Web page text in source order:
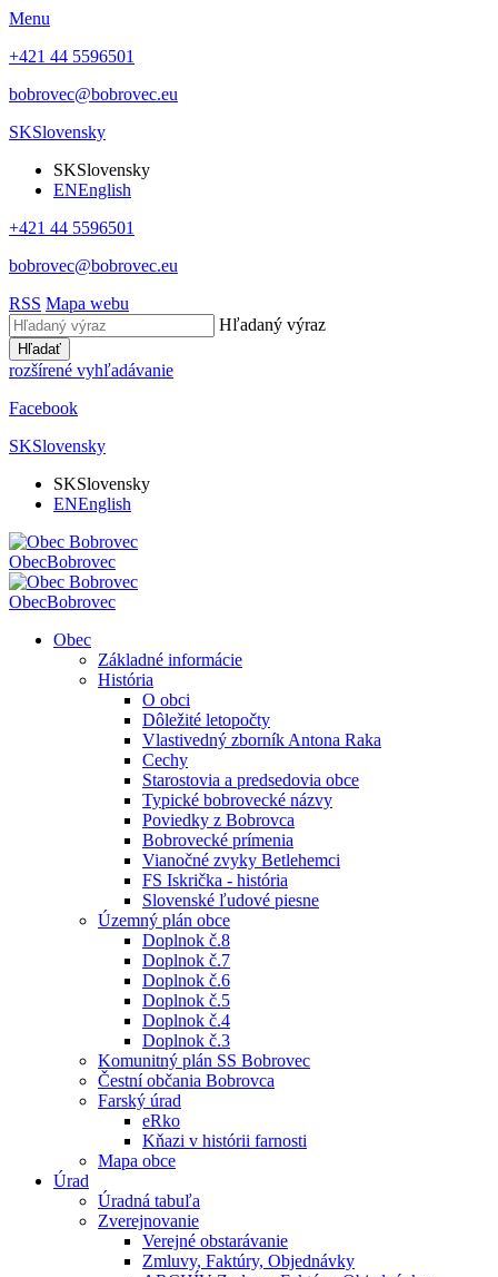
Menu
+421 44 5596501
bobrovec@bobrovec.eu
SKSlovensky
SKSlovensky
ENEnglish
+421 44 5596501
bobrovec@bobrovec.eu
RSS Mapa webu
Hľadaný výraz
Hľadať
rozšírené vyhľadávanie
Facebook
SKSlovensky
SKSlovensky
ENEnglish
ObecBobrovec
ObecBobrovec
Obec
Základné informácie
História
O obci
Dôležité letopočty
Vlastivedný zborník Antona Raka
Cechy
Starostovia a predsedovia obce
Typické bobrovecké názvy
Poviedky z Bobrovca
Bobrovecké prímenia
Vianočné zvyky Betlehemci
FS Iskrička - história
Slovenské ľudové piesne
Územný plán obce
Doplnok č.8
Doplnok č.7
Doplnok č.6
Doplnok č.5
Doplnok č.4
Doplnok č.3
Komunitný plán SS Bobrovec
Čestní občania Bobrovca
Farský úrad
eRko
Kňazi v histórii farnosti
Mapa obce
Úrad
Úradná tabuľa
Zverejnovanie
Verejné obstarávanie
Zmluvy, Faktúry, Objednávky